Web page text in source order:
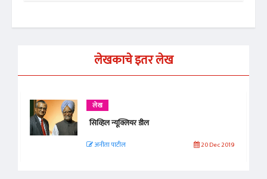
लेखकाचे इतर लेख
लेख
सिव्हिल न्यूक्लियर डील
अनीता पाटील 20 Dec 2019